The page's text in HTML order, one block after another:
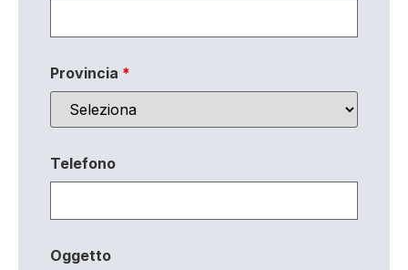
Provincia *
Telefono
Oggetto